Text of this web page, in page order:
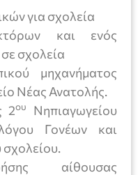
για σχολεία
και ενός
σχολεία
μηχανήματος
Νέας Ανατολής.
2ου
Νηπιαγωγείου
Γονέων και
αίθουσας